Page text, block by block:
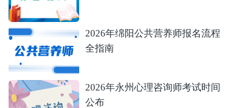
2026年绵阳公共营养师报名流程
全指南
2026年永州心理咨询师考试时间
公布